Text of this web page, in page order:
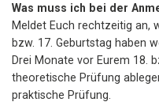
Was muss ich bei der
Meldet Euch rechtzeitig an,
bzw. 17. Geburtstag haben
Drei Monate vor Eurem 18.
theoretische Prüfung
praktische Prüfung.